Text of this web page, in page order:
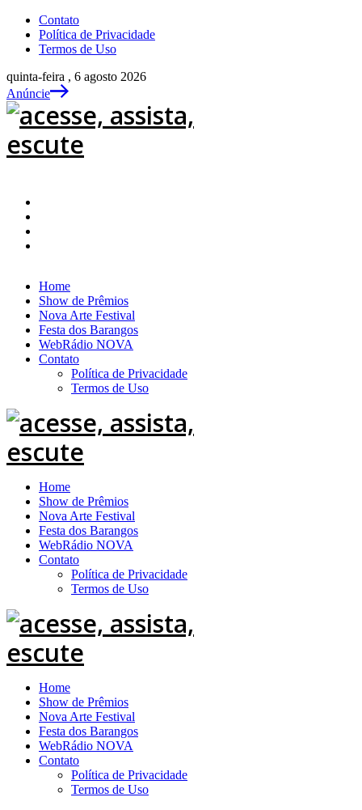
Contato
Política de Privacidade
Termos de Uso
quinta-feira , 6 agosto 2026
Anúncie
Home
Show de Prêmios
Nova Arte Festival
Festa dos Barangos
WebRádio NOVA
Contato
Política de Privacidade
Termos de Uso
Home
Show de Prêmios
Nova Arte Festival
Festa dos Barangos
WebRádio NOVA
Contato
Política de Privacidade
Termos de Uso
Home
Show de Prêmios
Nova Arte Festival
Festa dos Barangos
WebRádio NOVA
Contato
Política de Privacidade
Termos de Uso